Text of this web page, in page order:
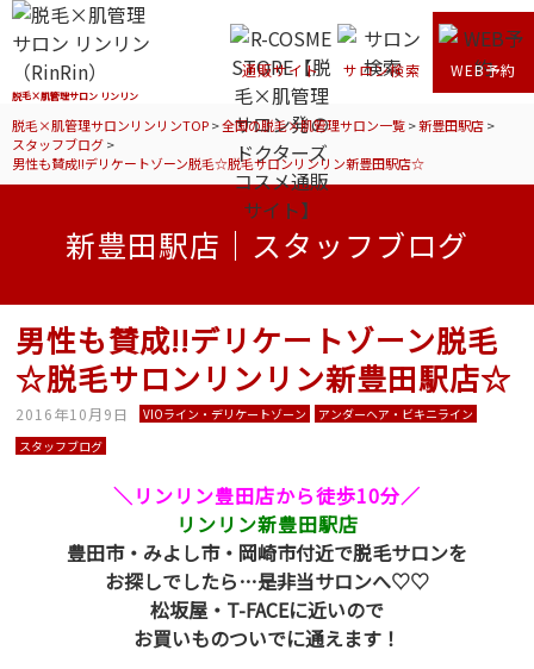
脱毛×肌管理サロン リンリン
通販サイト サロン検索 WEB予約
脱毛×肌管理サロンリンリンTOP>全国の脱毛×肌管理サロン一覧>新豊田駅店>
スタッフブログ>
男性も賛成!!デリケートゾーン脱毛☆脱毛サロンリンリン新豊田駅店☆
新豊田駅店｜スタッフブログ
男性も賛成!!デリケートゾーン脱毛
☆脱毛サロンリンリン新豊田駅店☆
2016年10月9日 VIOライン・デリケートゾーン
アンダーヘア・ビキニライン
スタッフブログ
＼リンリン豊田店から徒歩10分／
リンリン新豊田駅店
豊田市・みよし市・岡崎市付近で脱毛サロンを
お探しでしたら…是非当サロンへ♡♡
松坂屋・T-FACEに近いので
お買いものついでに通えます！